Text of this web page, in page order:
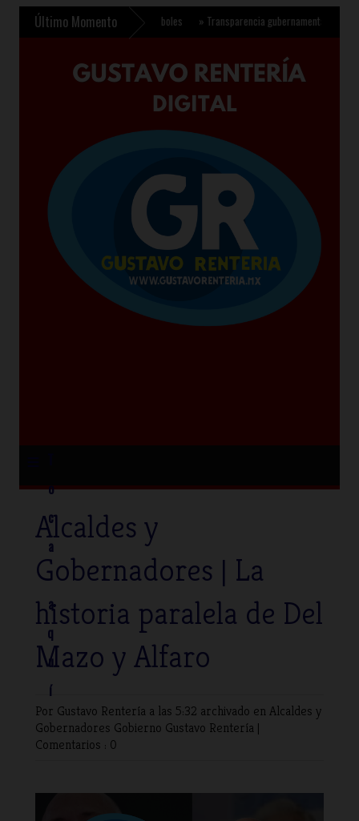
Último Momento
6.6 millones de árboles Transparencia gubernamental se fortalece con
o
c
a
a
q
u
í
Alcaldes y
Gobernadores | La
historia paralela de Del
Mazo y Alfaro
Por Gustavo Rentería a las 5:32 archivado enAlcaldes y
Gobernadores Gobierno Gustavo Rentería |
Comentarios : 0